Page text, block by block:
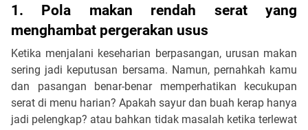
1. Pola makan rendah serat yang
menghambat pergerakan usus
Ketika menjalani keseharian berpasangan, urusan makan
sering jadi keputusan bersama. Namun, pernahkah kamu
dan pasangan benar-benar memperhatikan kecukupan
serat di menu harian? Apakah sayur dan buah kerap hanya
jadi pelengkap? atau bahkan tidak masalah ketika terlewat